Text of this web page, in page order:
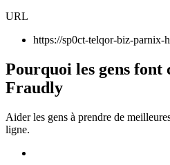
URL
https://sp0ct-telqor-biz-parnix-
Pourquoi les gens font
Fraudly
Aider les gens à prendre de
ligne.